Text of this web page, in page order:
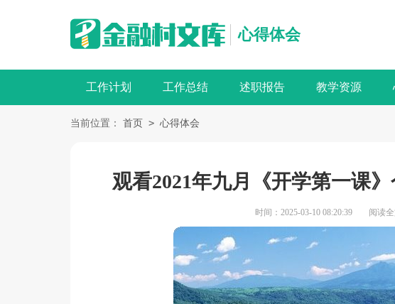
心得体会
工作计划 工作总结 述职报告 教学资源
当前位置： 首页 > 心得体会
观看2021年九月《开学第一课
时间：2025-03-10 08:20:39 阅读